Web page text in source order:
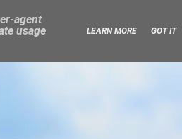
agent
usage
LEARN MORE GOT IT